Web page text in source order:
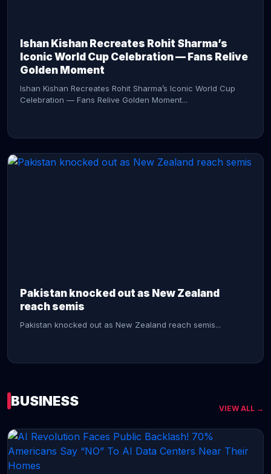
Ishan Kishan Recreates Rohit Sharma’s
Iconic World Cup Celebration — Fans Relive
Golden Moment
Ishan Kishan Recreates Rohit Sharma’s Iconic World Cup
Celebration — Fans Relive Golden Moment...
Pakistan knocked out as New Zealand
reach semis
Pakistan knocked out as New Zealand reach semis...
CONTINUE READING →
BUSINESS VIEW ALL →